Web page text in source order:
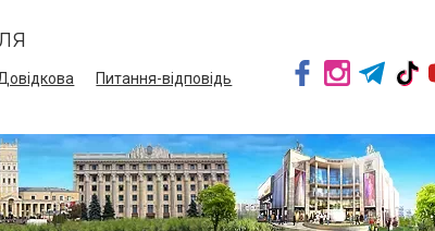
Питання-відповідь